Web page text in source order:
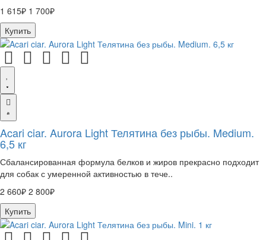
1 615₽ 1 700₽
Купить
Acari ciar. Aurora Light Телятина без рыбы. Medium.
6,5 кг
Сбалансированная формула белков и жиров прекрасно подходит
для собак с умеренной активностью в тече..
2 660₽ 2 800₽
Купить